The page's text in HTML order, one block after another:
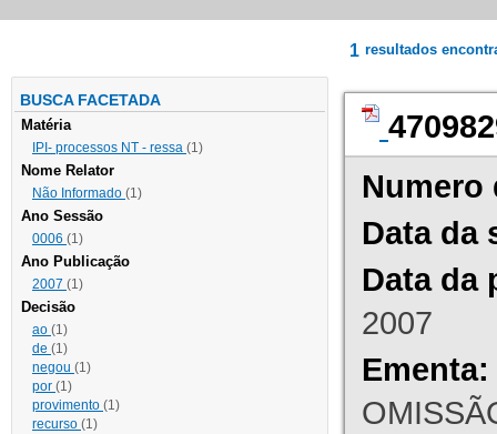
BUSCA FACETADA
Matéria
IPI- processos NT - ressa (1)
Nome Relator
Não Informado (1)
Ano Sessão
0006 (1)
Ano Publicação
2007 (1)
Decisão
ao (1)
de (1)
negou (1)
por (1)
provimento (1)
recurso (1)
1 resultados
Numero
Data da
Data da
2007
Ementa: